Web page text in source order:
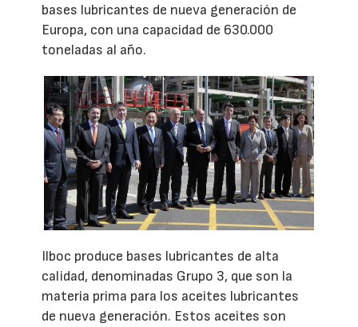
bases lubricantes de nueva generación de
Europa, con una capacidad de 630.000
toneladas al año.
Ilboc produce bases lubricantes de alta
calidad, denominadas Grupo 3, que son la
materia prima para los aceites lubricantes
de nueva generación. Estos aceites son